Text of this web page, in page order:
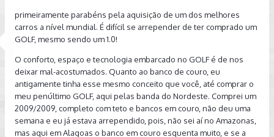
primeiramente parabéns pela aquisição de um dos melhores
carros a nível mundial. É difícil se arrepender de ter comprado um
GOLF, mesmo sendo um 1.0!
O conforto, espaço e tecnologia embarcado no GOLF é de nos
deixar mal-acostumados. Quanto ao banco de couro, eu
antigamente tinha esse mesmo conceito que você, até comprar o
meu penúltimo GOLF, aqui pelas banda do Nordeste. Comprei um
2009/2009, completo com teto e bancos em couro, não deu uma
semana e eu já estava arrependido, pois, não sei aí no Amazonas,
mas aqui em Alagoas o banco em couro esquenta muito, e se a